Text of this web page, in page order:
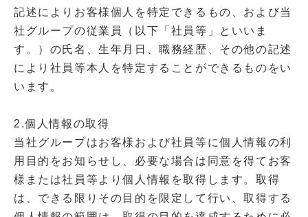
記述によりお客様個人を特定できるもの、および当
社グループの従業員（以下「社員等」といいま
す。）の氏名、生年月日、職務経歴、その他の記述
により社員等本人を特定することができるものをい
います。
2.個人情報の取得
当社グループはお客様および社員等に個人情報の利
用目的をお知らせし、必要な場合は同意を得てお客
様または社員等より個人情報を取得します。取得
は、できる限りその目的を限定して行い、取得する